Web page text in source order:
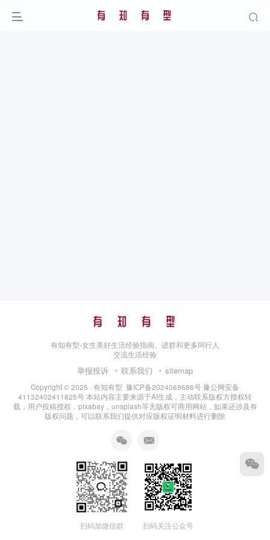
有知有型-女生美好生活经验指南。进群和更多同行人
交流生活经验
举报投诉 联系我们 sitemap
Copyright © 2025 · 有知有型 豫ICP备2024069686号 豫公网安备
41132402411825号本站内容主要来源于AI生成，主动联系版权方授权转
载，用户投稿授权，pixabay，unsplash等无版权可商用网站，如果还涉及有
版权问题，可以联系我们提供对应版权证明材料进行删除
扫码加微信群 扫码关注公众号